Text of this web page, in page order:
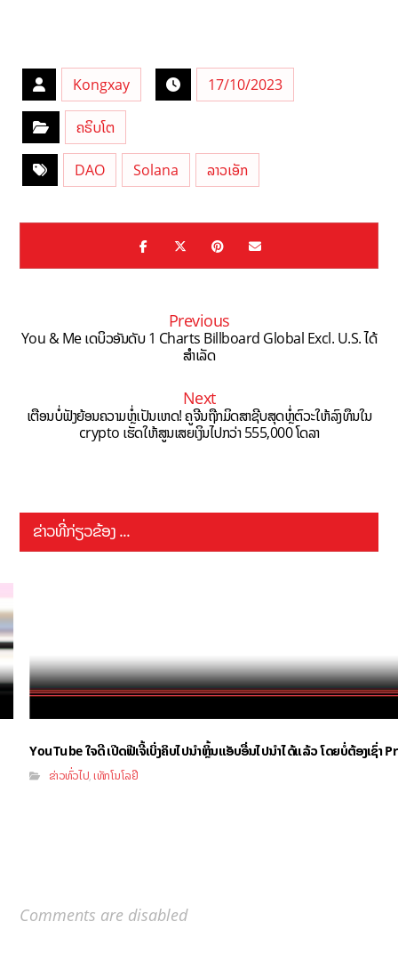
Kongxay 17/10/2023
ຄຣິບໂຕ
DAO Solana ລາວເອັກ
Previous
You & Me ເດບິວອັນດັບ 1 Charts Billboard Global Excl. U.S. ໄດ້
ສຳເລັດ
Next
ເຕືອນບໍ່ຟັງຍ້ອນຄວາມຫຼໍ່ເປັນເຫດ! ຄູຈີນຖືກມິດສາຊີບສຸດຫຼໍ່ຕົວະໃຫ້ລົງທຶນໃນ
crypto ເຮັດໃຫ້ສູນເສຍເງິນໄປກວ່າ 555,000 ໂດລາ
ຂ່າວທີ່ກ່ຽວຂ້ອງ ...
YouTube ໃຈດີ ເປີດຟີເຈີ້ເບິ່ງຄິບໄປນຳຫຼິ້ນແອັບອື່ນໄປນຳໄດ້ແລ້ວ ໂດຍບໍ່ຕ້ອງເຊົ່າ
ຂ່າວທົ່ວໄປ ,ເທັກໂນໂລຢີ
Comments are disabled